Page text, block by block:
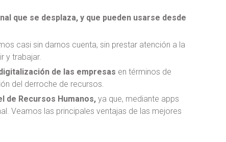
que se desplaza, y que pueden usarse desde
casi sin darnos cuenta, sin prestar atención a la
y trabajar.
de las empresas en términos de
del derroche de recursos.
de Recursos Humanos,ya que, mediante apps
Veamos las principales ventajas de las mejores